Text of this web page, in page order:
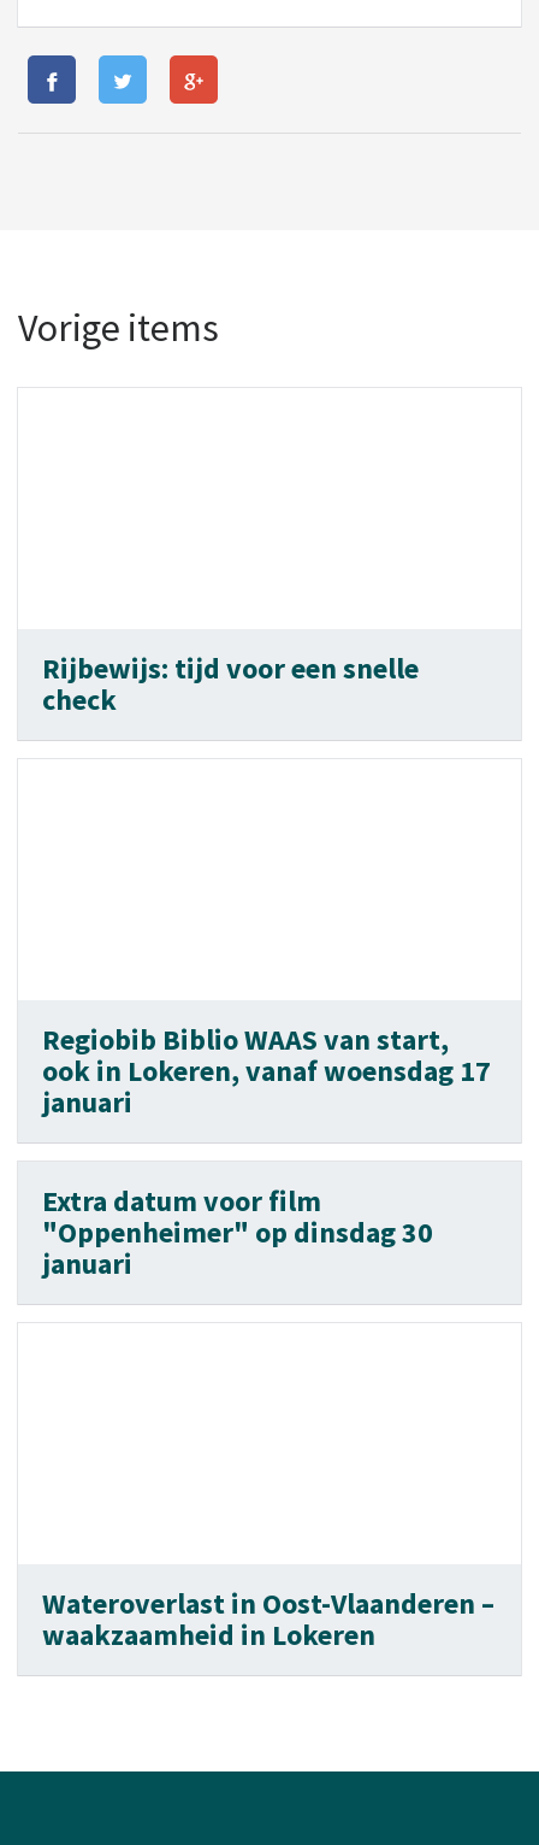
Vorige items
Rijbewijs: tijd voor een snelle
check
Regiobib Biblio WAAS van start,
ook in Lokeren, vanaf woensdag 17
januari
Extra datum voor film
"Oppenheimer" op dinsdag 30
januari
Wateroverlast in Oost-Vlaanderen –
waakzaamheid in Lokeren